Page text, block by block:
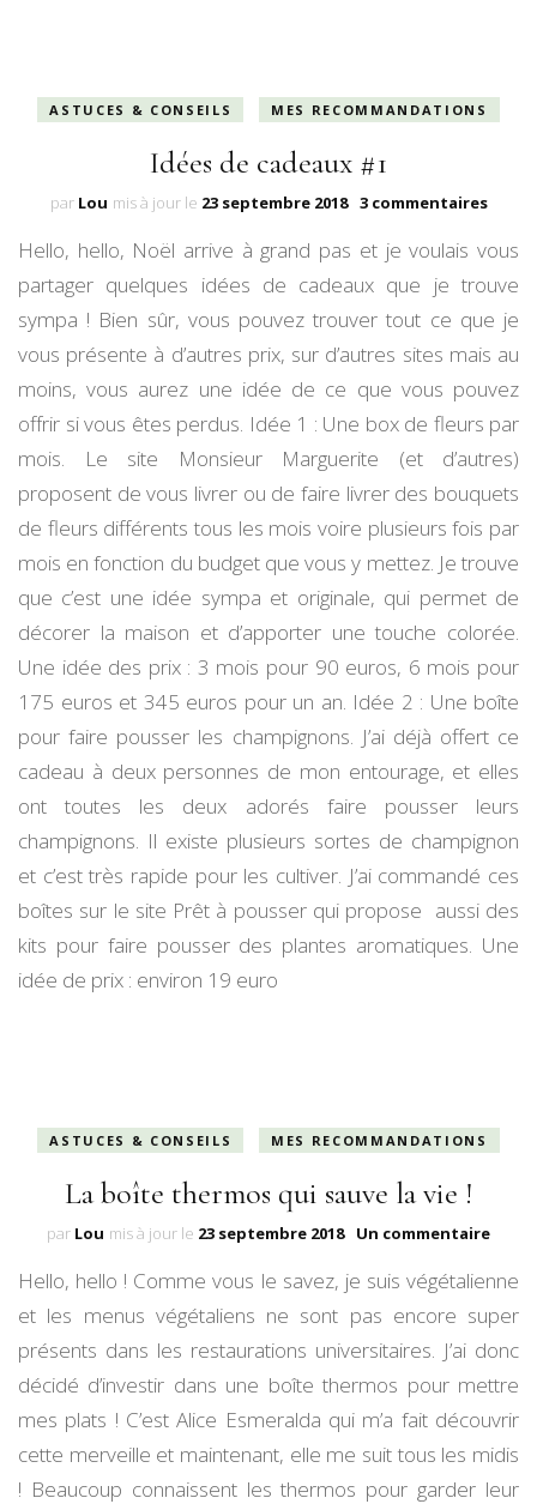
ASTUCES & CONSEILS MES RECOMMANDATIONS
Idées de cadeaux #1
par Lou mis à jour le 23 septembre 2018 3 commentairessur
de
#1
Hello, hello, Noël arrive à grand pas et je voulais vous
partager quelques idées de cadeaux que je trouve
sympa ! Bien sûr, vous pouvez trouver tout ce que je
vous présente à d’autres prix, sur d’autres sites mais au
moins, vous aurez une idée de ce que vous pouvez
offrir si vous êtes perdus. Idée 1 : Une box de fleurs par
mois. Le site Monsieur Marguerite (et d’autres)
proposent de vous livrer ou de faire livrer des bouquets
de fleurs différents tous les mois voire plusieurs fois par
mois en fonction du budget que vous y mettez. Je trouve
que c’est une idée sympa et originale, qui permet de
décorer la maison et d’apporter une touche colorée.
Une idée des prix : 3 mois pour 90 euros, 6 mois pour
175 euros et 345 euros pour un an. Idée 2 : Une boîte
pour faire pousser les champignons. J’ai déjà offert ce
cadeau à deux personnes de mon entourage, et elles
ont toutes les deux adorés faire pousser leurs
champignons. Il existe plusieurs sortes de champignon
et c’est très rapide pour les cultiver. J’ai commandé ces
boîtes sur le site Prêt à pousser qui propose aussi des
kits pour faire pousser des plantes aromatiques. Une
idée de prix : environ 19 euro
ASTUCES & CONSEILS MES RECOMMANDATIONS
La boîte thermos qui sauve la vie !
par Lou mis à jour le 23 septembre 2018 Un commentairesur
boîte
qui
sauve
la
vie
!
Hello, hello ! Comme vous le savez, je suis végétalienne
et les menus végétaliens ne sont pas encore super
présents dans les restaurations universitaires. J’ai donc
décidé d’investir dans une boîte thermos pour mettre
mes plats ! C’est Alice Esmeralda qui m’a fait découvrir
cette merveille et maintenant, elle me suit tous les midis
! Beaucoup connaissent les thermos pour garder leur